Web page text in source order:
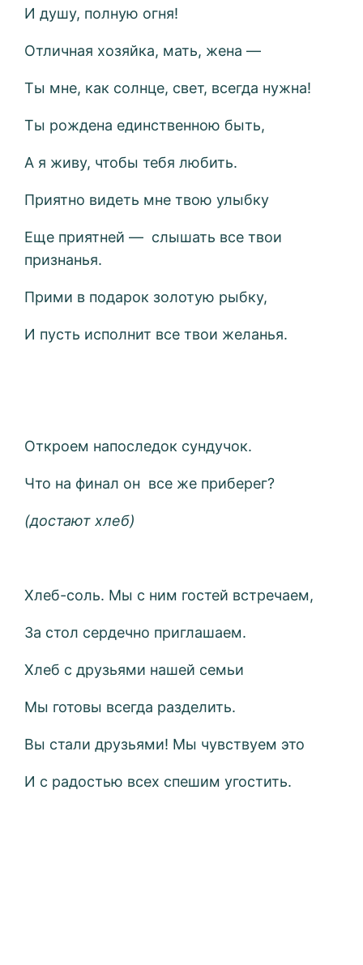
И душу, полную огня!
Отличная хозяйка, мать, жена —
Ты мне, как солнце, свет, всегда нужна!
Ты рождена единственною быть,
А я живу, чтобы тебя любить.
Приятно видеть мне твою улыбку
Еще приятней — слышать все твои
признанья.
Прими в подарок золотую рыбку,
И пусть исполнит все твои желанья.
Откроем напоследок сундучок.
Что на финал он все же приберег?
(достают хлеб)
Хлеб-соль. Мы с ним гостей встречаем,
За стол сердечно приглашаем.
Хлеб с друзьями нашей семьи
Мы готовы всегда разделить.
Вы стали друзьями! Мы чувствуем это
И с радостью всех спешим угостить.